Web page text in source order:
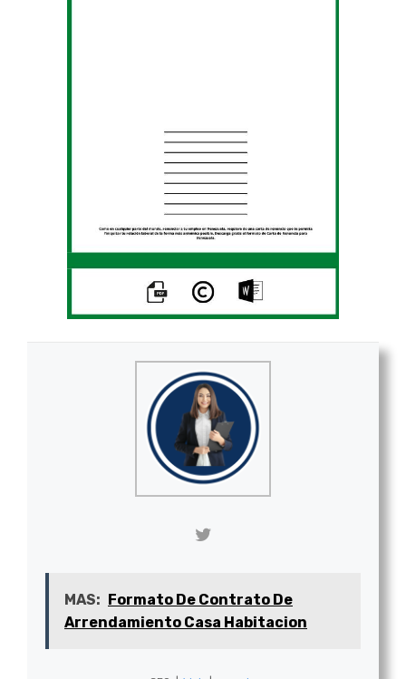
MAS: Formato De Contrato De
Arrendamiento Casa Habitacion